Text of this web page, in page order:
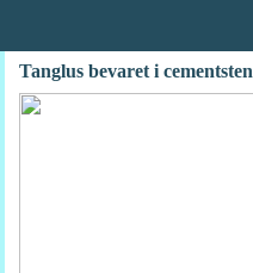
Tanglus bevaret i cementsten